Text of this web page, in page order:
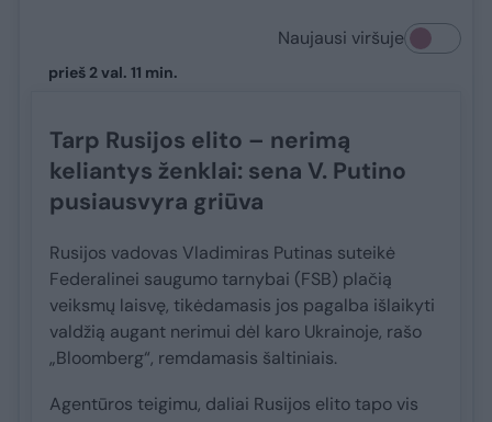
Naujausi viršuje
prieš 2 val. 11 min.
Tarp Rusijos elito – nerimą
keliantys ženklai: sena V. Putino
pusiausvyra griūva
Rusijos vadovas Vladimiras Putinas suteikė
Federalinei saugumo tarnybai (FSB) plačią
veiksmų laisvę, tikėdamasis jos pagalba išlaikyti
valdžią augant nerimui dėl karo Ukrainoje, rašo
„Bloomberg“, remdamasis šaltiniais.
Agentūros teigimu, daliai Rusijos elito tapo vis